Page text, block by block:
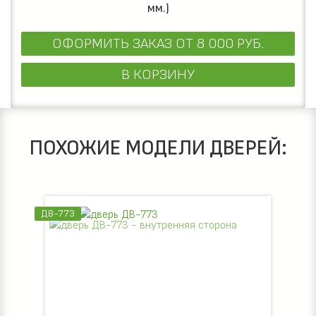
мм.)
ОФОРМИТЬ ЗАКАЗ ОТ 8 000 РУБ.
В КОРЗИНУ
ПОХОЖИЕ МОДЕЛИ ДВЕРЕЙ:
ДВ-773